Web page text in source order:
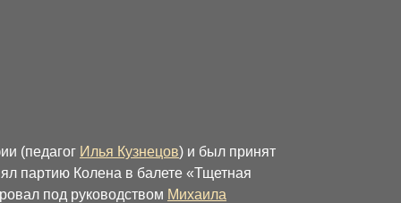
(педагог Илья Кузнецов) и был принят
партию Колена в балете «Тщетная
под руководством Михаила